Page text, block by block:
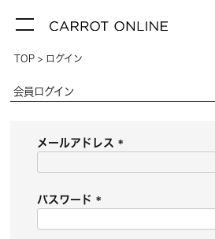
TOP ログイン
会員ログイン
メールアドレス
パスワード